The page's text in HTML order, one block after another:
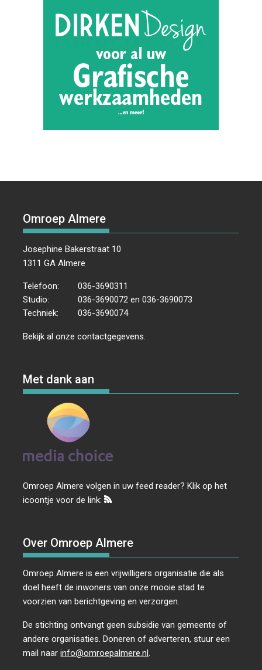
Omroep Almere
Josephine Bakerstraat 10
1311 GA Almere
Telefoon:
036-3690311
Studio:
036-3690072 en 036-3690073
Techniek:
036-3690074
Bekijk al onzecontactgegevens
Met dank aan
Omroep Almere volgen in uw feed reader? Klik op het
icoontje voor de link:
Over Omroep Almere
Omroep Almere is een vrijwilligers organisatie die als
doel heeft de inwoners van onze mooie stad te
voorzien van berichtgeving en verzorgen.
De stichting ontvangt geen subsidie van gemeente of
andere organisaties. Doneren of adverteren, stuur een
mail naarinfo@omroepalmere.nl.